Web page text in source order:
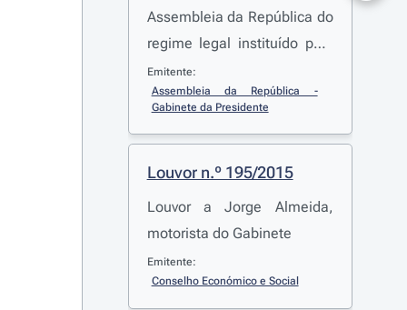
Assembleia da República do
regime legal instituído pelo
artigo 75.º da
B/2014, de 31 de dezembro
Emitente:
Assembleia da República -
Gabinete da Presidente
Louvor n.º 195/2015
Louvor a Jorge Almeida,
motorista do Gabinete
Emitente:
Conselho Económico e Social